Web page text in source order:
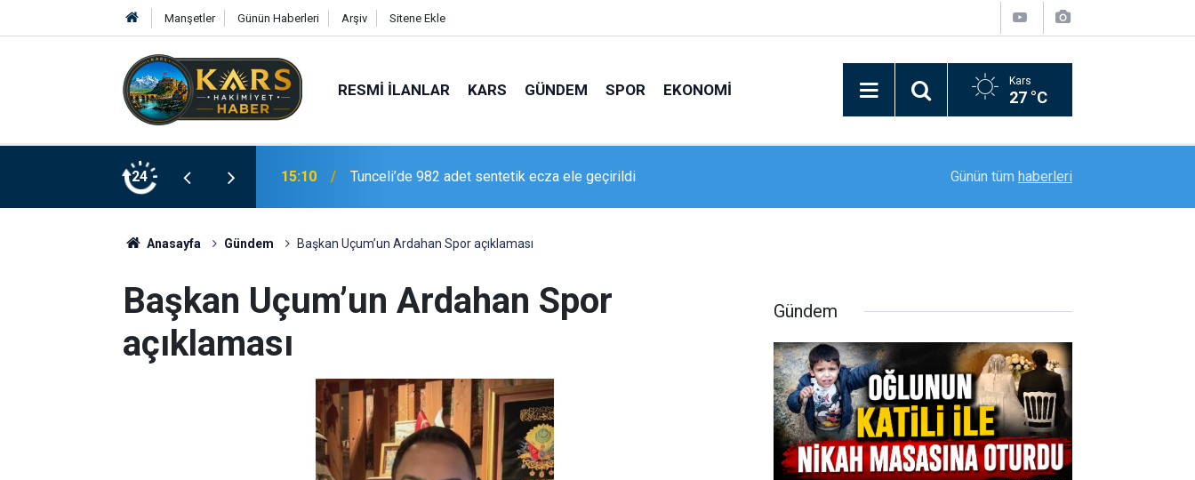
Manşetler Günün Haberleri Arşiv Sitene Ekle
RESMI İLANLAR KARS GÜNDEM SPOR EKONOMI Kars
27 °C
24 15:00 Malatya Arkeoloji Müzesi yeniden ziyarete açıldı Elazığ’dan Profesyonelliğe Geçiş Ligi’ne
Günün tüm haberleri
Anasayfa Gündem Başkan Uçum’un Ardahan Spor açıklaması
Başkan Uçum’un Ardahan Spor
açıklaması
Gündem